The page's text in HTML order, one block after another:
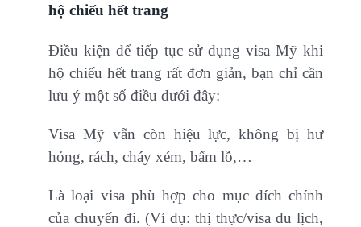
hộ chiếu hết trang
Điều kiện để tiếp tục sử dụng visa Mỹ khi
hộ chiếu hết trang rất đơn giản, bạn chỉ cần
lưu ý một số điều dưới đây:
Visa Mỹ vẫn còn hiệu lực, không bị hư
hỏng, rách, cháy xém, bấm lỗ,…
Là loại visa phù hợp cho mục đích chính
của chuyến đi. (Ví dụ: thị thực/visa du lịch,